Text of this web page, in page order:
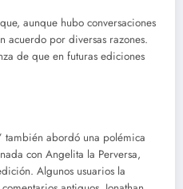
aunque hubo conversaciones
acuerdo por diversas razones.
de que en futuras ediciones
también abordó una polémica
con Angelita la Perversa,
Algunos usuarios la